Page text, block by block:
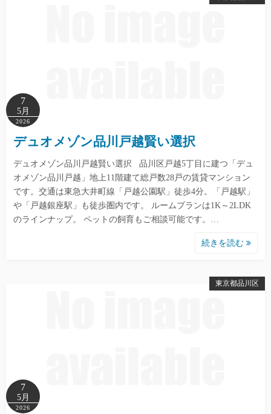
7
5月
2026
デュオメゾン品川戸越賢い選択
デュオメゾン品川戸越賢い選択 品川区戸越5丁目に建つ「デュ
オメゾン品川戸越」地上11階建て総戸数28戸の賃貸マンション
です。交通は東急大井町線「戸越公園駅」徒歩4分。「戸越駅」
や「戸越銀座駅」も徒歩圏内です。 ルームプランは1K～2LDK
のラインナップ。 ペットの飼育もご相談可能です。…
続きを読む
東京都品川区
7
5月
2026